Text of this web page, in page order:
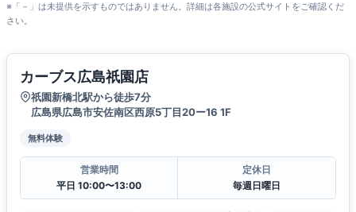
※「－」は未提供を示すものではありません。詳細は各施設の公式サイトをご確認くだ
さい。
カーブス広島祇園店
祇園新橋北駅から徒歩7分
広島県広島市安佐南区西原5丁目20ー16 1F
無料体験
営業時間
平日 10:00〜13:00
定休日
毎週日曜日